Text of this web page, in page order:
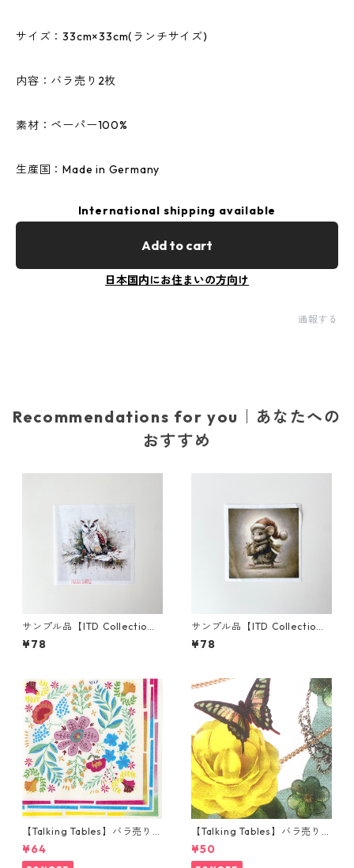
サイズ：33cm×33cm(ランチサイズ)
内容：バラ売り2枚
素材：ペーパー100%
生産国：Made in Germany
International shipping available
Add to cart
日本国内にお住まいの方向け
通報する
Recommendations for you｜あなたへの
おすすめ
サンプル品【ITD Collectio
n】ミニサイズ ライスペーパー
RSM2941 デコパージュ
¥78
サンプル品【ITD Collectio
n】ミニサイズ ライスペーパー
RSM2131 デコパージュ
¥78
【Talking Tables】バラ売り1
枚 ランチサイズ ペーパーナプ
キン Boho Colourful Floral
¥64
【Talking Tables】バラ売り1
枚 ポケットサイズ ペーパーナ
プキン PASTRIES & PEARLS
¥50